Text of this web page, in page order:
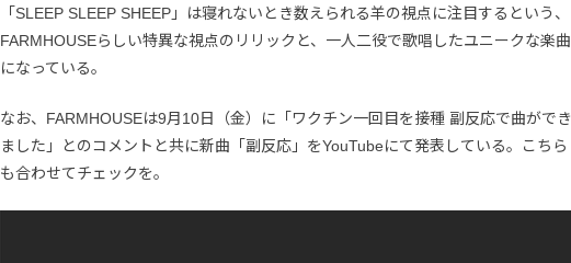
「SLEEP SLEEP SHEEP」は寝れないとき数えられる羊の視点に注目するという、
FARMHOUSEらしい特異な視点のリリックと、一人二役で歌唱したユニークな楽曲
になっている。
なお、FARMHOUSEは9月10日（金）に「ワクチン一回目を接種 副反応で曲ができ
ました」とのコメントと共に新曲「副反応」をYouTubeにて発表している。こちら
も合わせてチェックを。